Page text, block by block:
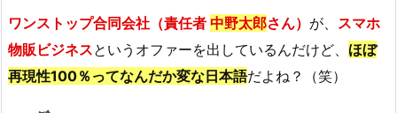
ワンストップ合同会社（責任者 中野太郎さん） が、 スマホ
物販ビジネスというオファーを出しているんだけど、 ほぼ
再現性100％ってなんだか変な日本語だよね？（笑）